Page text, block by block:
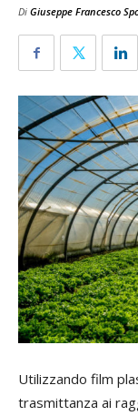
Di Giuseppe Francesco
Utilizzando film
trasmittanza ai